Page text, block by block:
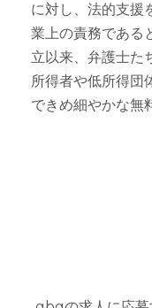
に対し、法的支援
業上の責務である
立以来、弁護士た
所得者や低所得団
できめ細やかな無